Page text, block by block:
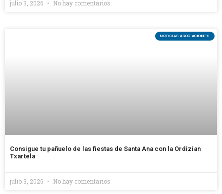
julio 3, 2026 No hay comentarios
NOTICIAS ASOCIACIONES
Consigue tu pañuelo de las fiestas de Santa Ana con la Ordizian
Txartela
julio 3, 2026 No hay comentarios